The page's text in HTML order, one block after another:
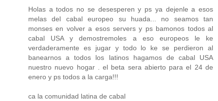
Holas a todos no se desesperen y ps ya dejenle a esos
melas del cabal europeo su huada... no seamos tan
monses en volver a esos servers y ps bamonos todos al
cabal USA y demostremoles a eso europeos le ke
verdaderamente es jugar y todo lo ke se perdieron al
banearnos a todos los latinos hagamos de cabal USA
nuestro nuevo hogar . el beta sera abierto para el 24 de
enero y ps todos a la carga!!!
ca la comunidad latina de cabal